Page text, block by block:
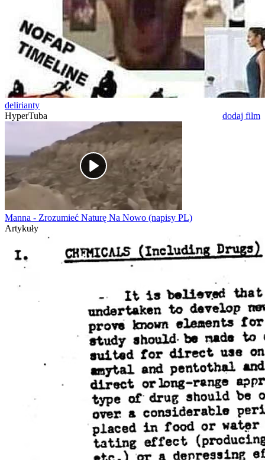
delirianty
HyperTuba
dodaj film
Manna - Zrozumieć Naturę Na Nowo (napisy PL)
Artykuły